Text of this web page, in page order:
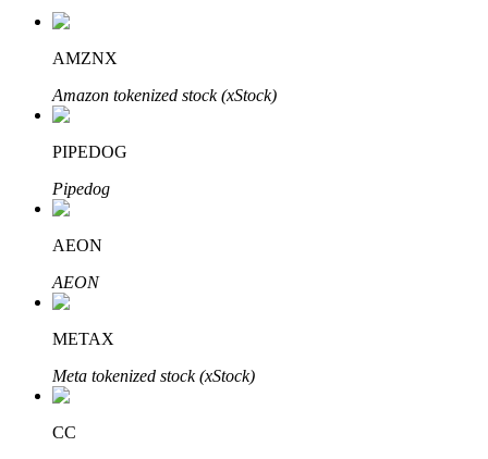
Auto Invest
Meer informatie over het verdienen van passief inkomen
Bitrue
AMZNX
Amazon tokenized stock (xStock)
PIPEDOG
Pipedog
AEON
AEON
METAX
Meta tokenized stock (xStock)
CC